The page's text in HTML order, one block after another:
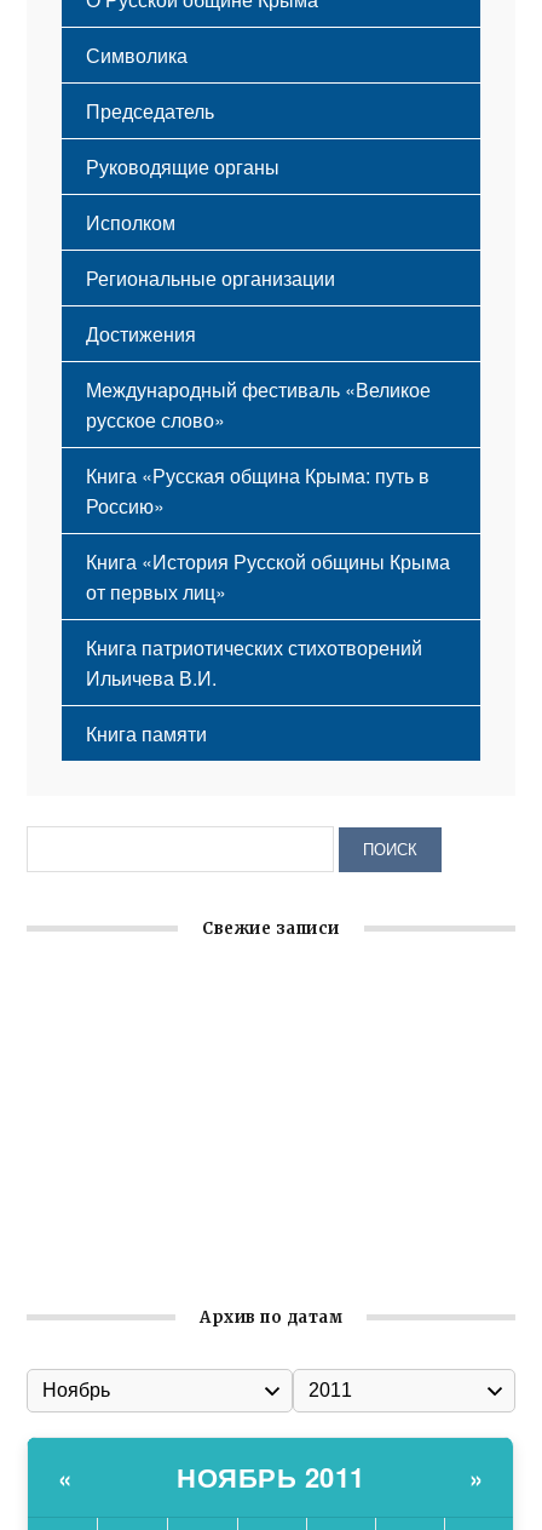
Этапы становления
Принципы деятельности
Структура
Мероприятия
Символика
Флаг
Герб
Гимн
Председатель
Руководящие органы
Исполком
Региональные организации
Достижения
Международный фестиваль «Великое
русское слово»
Книга «Русская община Крыма: путь в
Россию»
Книга «История Русской общины Крыма
от первых лиц»
Книга патриотических стихотворений
Ильичева В.И.
Книга памяти
Свежие записи
Архив по датам
« НОЯБРЬ 2011 »